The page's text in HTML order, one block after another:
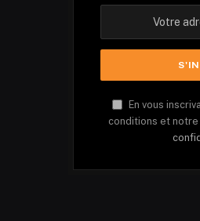
En vous
conditions et